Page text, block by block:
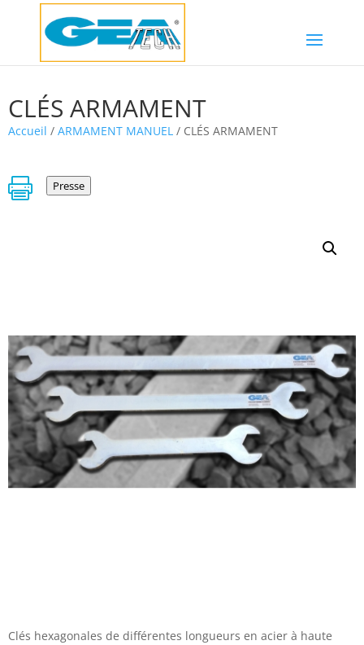
CLÉS ARMAMENT
Accueil / ARMAMENT MANUEL / CLÉS ARMAMENT
 Presse
Clés hexagonales de différentes longueurs en acier à haute